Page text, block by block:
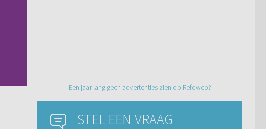
Een jaar lang geen advertenties zien op Refoweb?
STEL EEN VRAAG